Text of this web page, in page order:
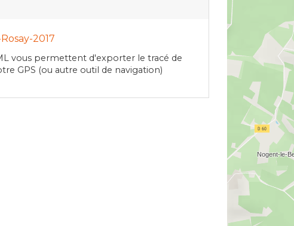
2017
vous permettent d'exporter le tracé de
GPS (ou autre outil de navigation)